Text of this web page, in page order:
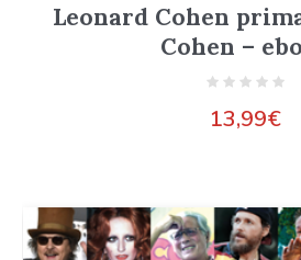
Leonard Cohen
Cohen –
13,99€